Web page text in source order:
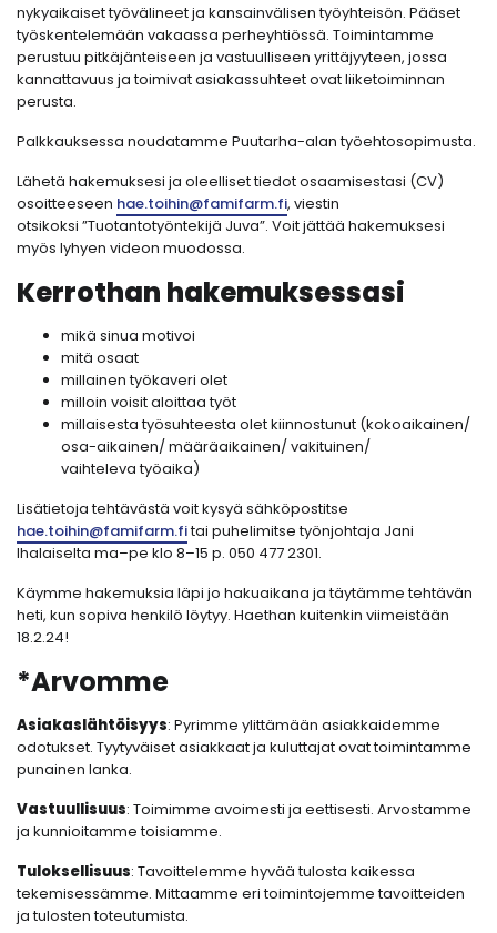
nykyaikaiset työvälineet ja kansainvälisen työyhteisön. Pääset
työskentelemään vakaassa perheyhtiössä. Toimintamme
perustuu pitkäjänteiseen ja vastuulliseen yrittäjyyteen, jossa
kannattavuus ja toimivat asiakassuhteet ovat liiketoiminnan
perusta.
Palkkauksessa noudatamme Puutarha-alan työehtosopimusta.
Lähetä hakemuksesi ja oleelliset tiedot osaamisestasi (CV)
osoitteeseen hae.toihin@famifarm.fi, viestin
otsikoksi ”Tuotantotyöntekijä Juva”. Voit jättää hakemuksesi
myös lyhyen videon muodossa.
Kerrothan hakemuksessasi
mikä sinua motivoi
mitä osaat
millainen työkaveri olet
milloin voisit aloittaa työt
millaisesta työsuhteesta olet kiinnostunut (kokoaikainen/
osa-aikainen/ määräaikainen/ vakituinen/
vaihteleva työaika)
Lisätietoja tehtävästä voit kysyä sähköpostitse
hae.toihin@famifarm.fitai puhelimitse työnjohtaja Jani
Ihalaiselta ma–pe klo 8–15 p. 050 477 2301.
Käymme hakemuksia läpi jo hakuaikana ja täytämme tehtävän
heti, kun sopiva henkilö löytyy. Haethan kuitenkin viimeistään
18.2.24!
*Arvomme
Asiakaslähtöisyys: Pyrimme ylittämään asiakkaidemme
odotukset. Tyytyväiset asiakkaat ja kuluttajat ovat toimintamme
punainen lanka.
Vastuullisuus: Toimimme avoimesti ja eettisesti. Arvostamme
ja kunnioitamme toisiamme.
Tuloksellisuus: Tavoittelemme hyvää tulosta kaikessa
tekemisessämme. Mittaamme eri toimintojemme tavoitteiden
ja tulosten toteutumista.